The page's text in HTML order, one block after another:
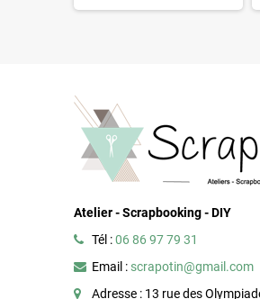
Atelier - Scrapbooking - DIY
Tél :06 86 97 79 31
Email : scrapotin@gmail.com
Adresse : 13 rue des